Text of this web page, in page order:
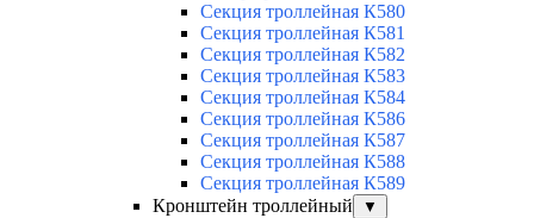
Секция троллейная К580
Секция троллейная К581
Секция троллейная К582
Секция троллейная К583
Секция троллейная К584
Секция троллейная К586
Секция троллейная К587
Секция троллейная К588
Секция троллейная К589
Кронштейн троллейный
▼